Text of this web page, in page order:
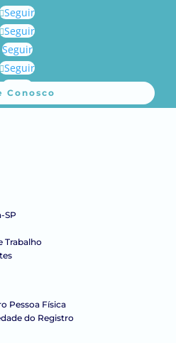
Seguir
Seguir
Seguir
Seguir
Seguir
Conosco
SP
Trabalho
Pessoa Física
do Registro